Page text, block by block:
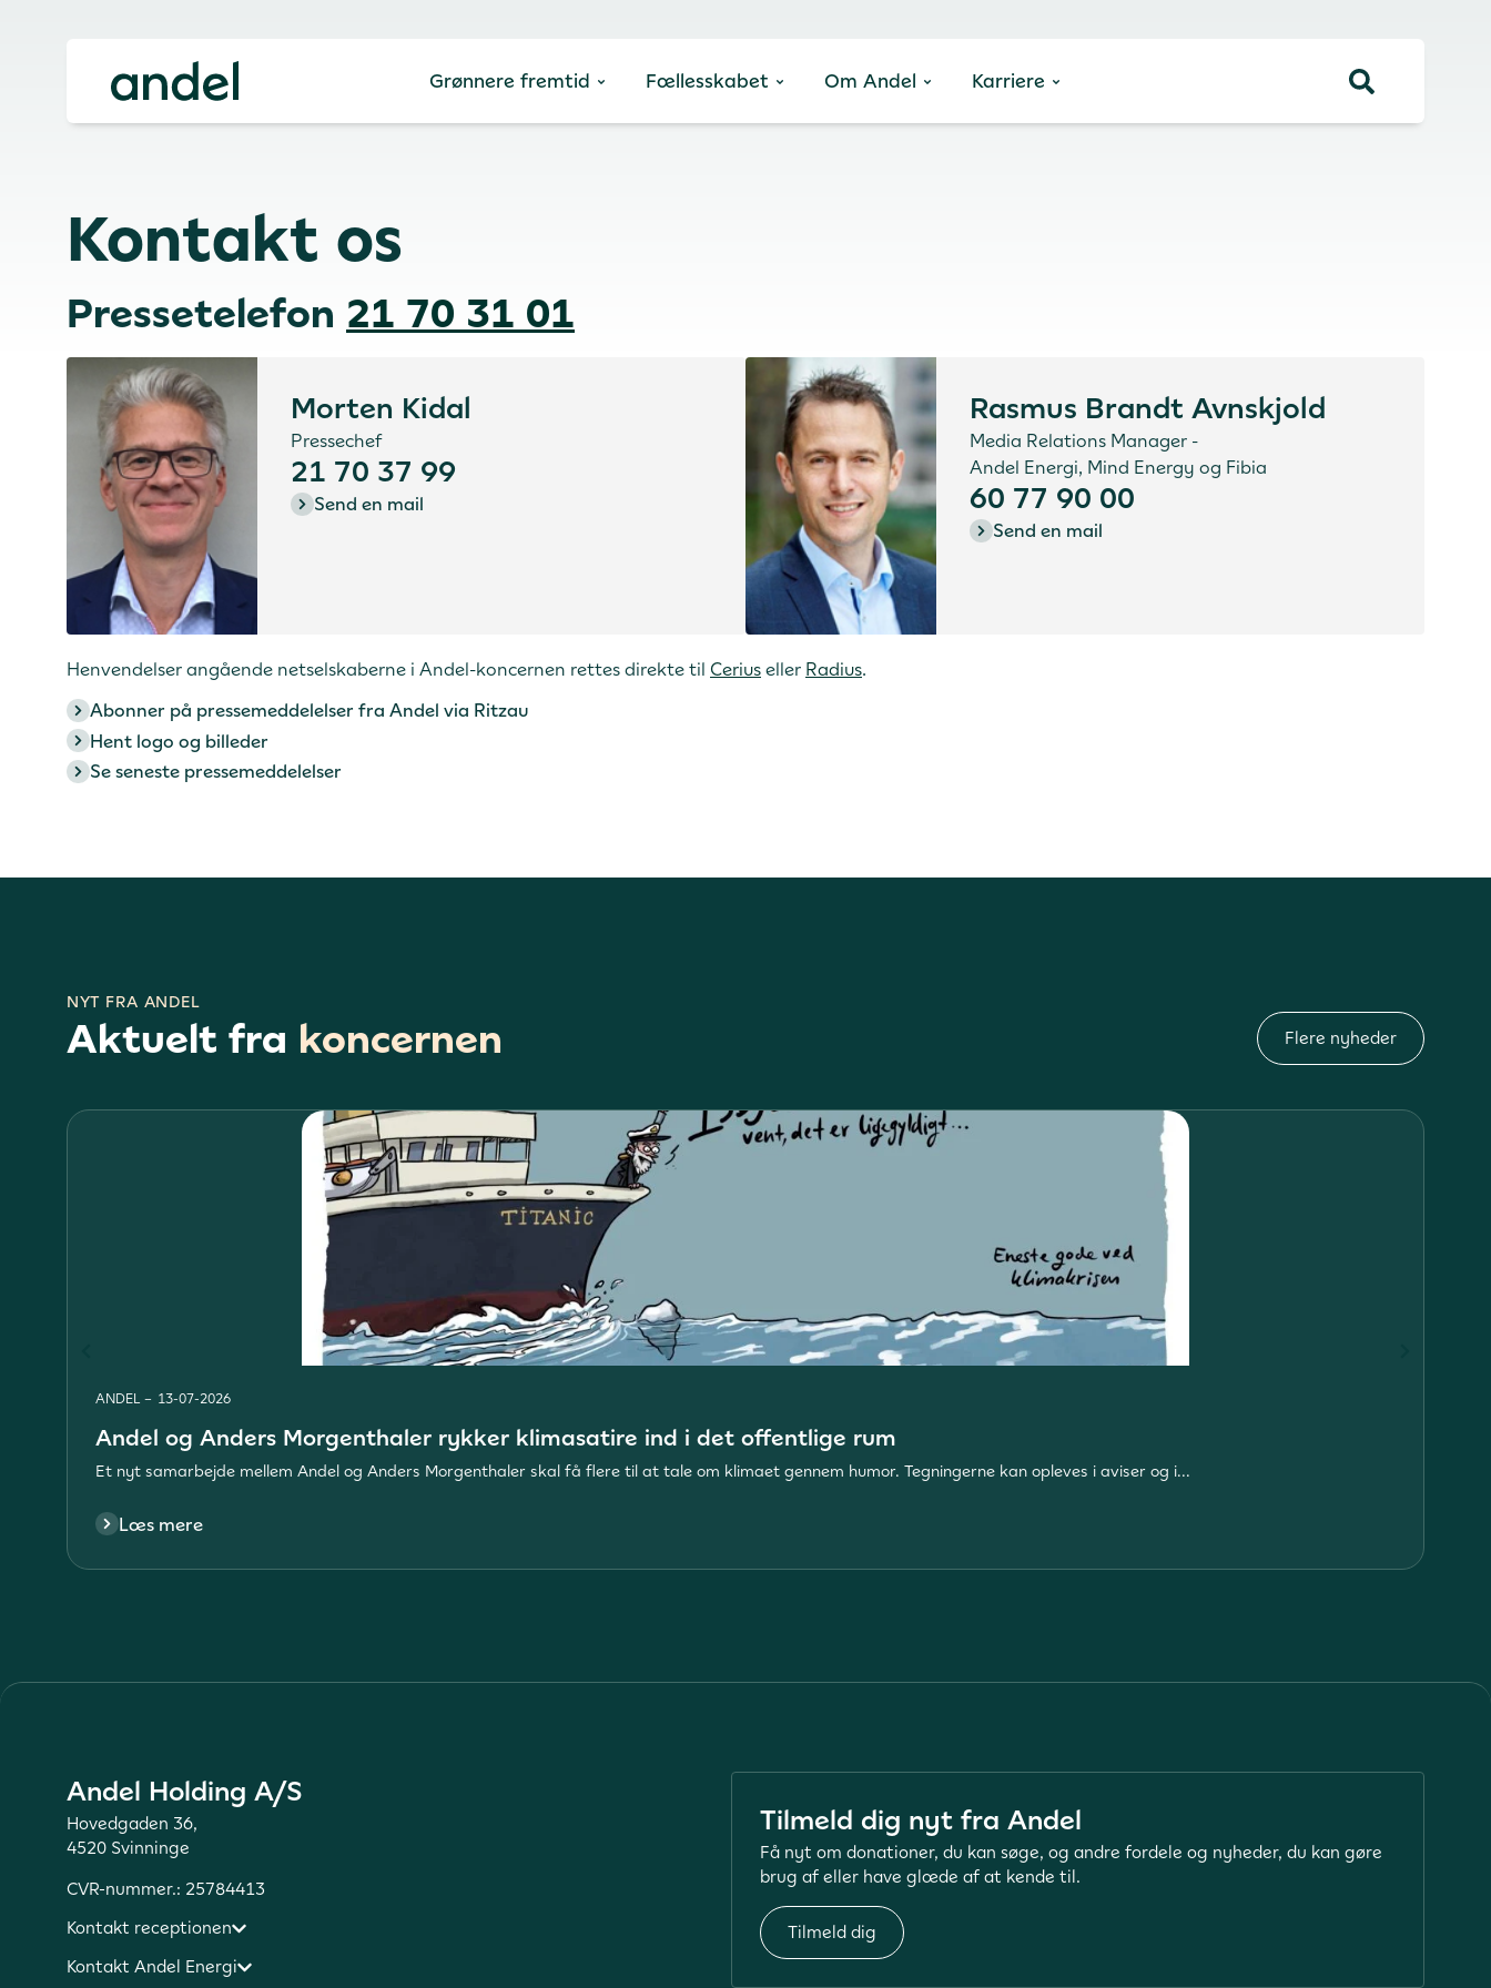
Grønnere fremtid Fællesskabet Om Andel Karriere
Kontakt os
Pressetelefon 21 70 31 01
Morten Kidal
Pressechef
21 70 37 99
Send en mail
Rasmus Brandt Avnskjold
Media Relations Manager -
Andel Energi, Mind Energy og Fibia
60 77 90 00
Send en mail
Henvendelser angående netselskaberne i Andel-koncernen rettes direkte til Cerius eller Radius.
Abonner på pressemeddelelser fra Andel via Ritzau
Hent logo og billeder
Se seneste pressemeddelelser
NYT FRA ANDEL
Aktuelt fra koncernen Flere nyheder
ANDEL – 13-07-2026
Andel og Anders Morgenthaler rykker klimasatire ind i det offentlige rum
Et nyt samarbejde mellem Andel og Anders Morgenthaler skal få flere til at tale om klimaet gennem humor. Tegningerne kan opleves i aviser og i...
Læs mere
Andel Holding A/S
Hovedgaden 36,
4520 Svinninge
CVR-nummer.: 25784413
Kontakt receptionen
Kontakt Andel Energi
Tilmeld dig nyt fra Andel
Få nyt om donationer, du kan søge, og andre fordele og nyheder, du kan gøre
brug af eller have glæde af at kende til.
Tilmeld dig